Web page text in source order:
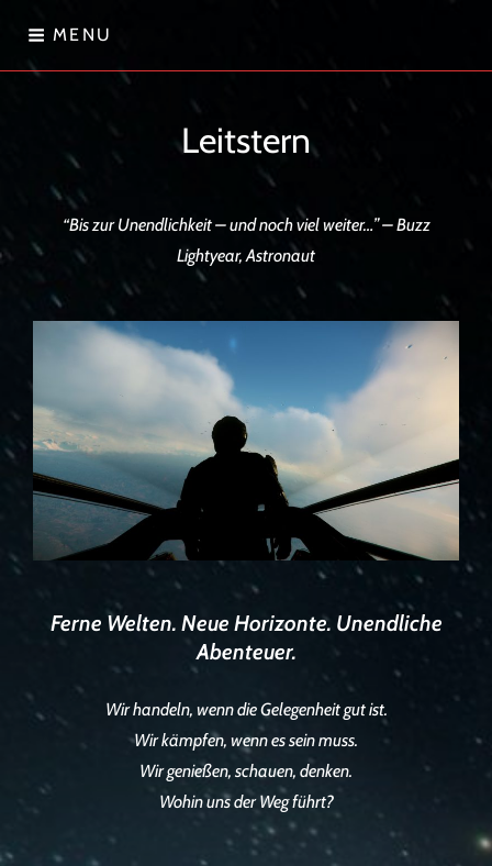
content
MENU
Sternenwanderer
Leitstern
“Bis zur Unendlichkeit – und noch viel weiter…” – Buzz
Lightyear, Astronaut
Ferne Welten. Neue Horizonte. Unendliche
Abenteuer.
Wir handeln, wenn die Gelegenheit gut ist.
Wir kämpfen, wenn es sein muss.
Wir genießen, schauen, denken.
Wohin uns der Weg führt?